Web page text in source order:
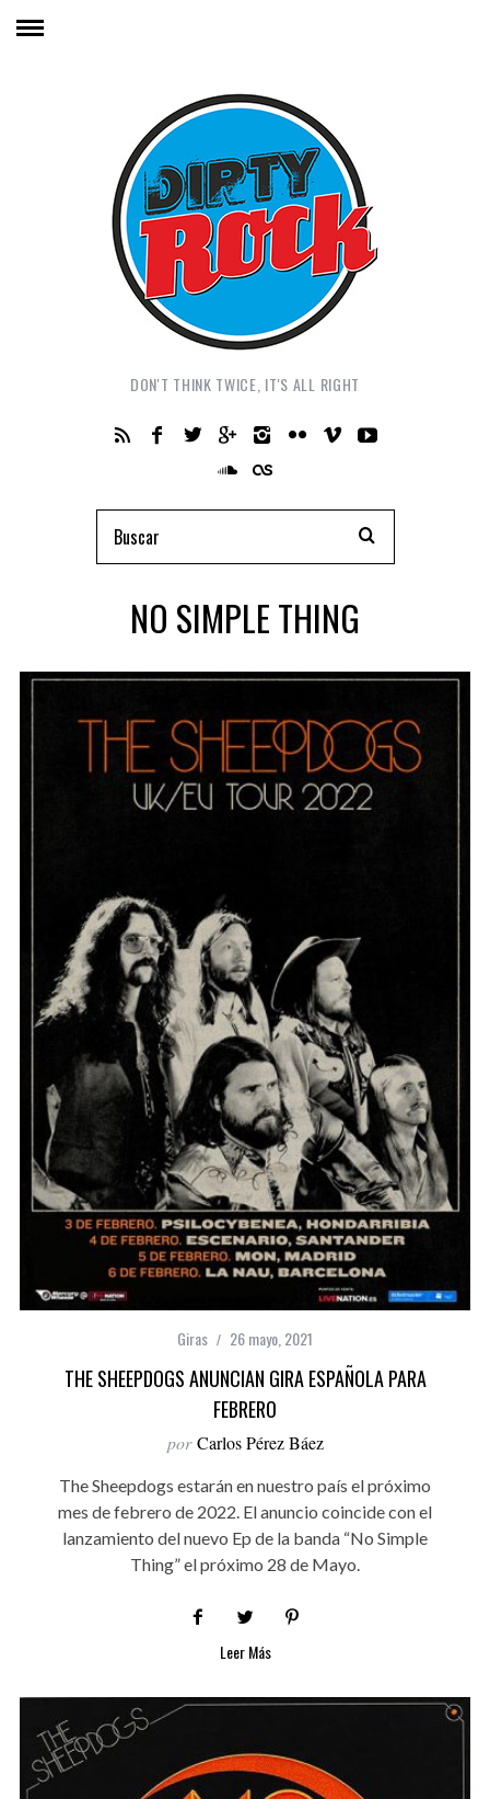
DON'T THINK TWICE, IT'S ALL RIGHT
NO SIMPLE THING
Giras 26 mayo, 2021
THE SHEEPDOGS ANUNCIAN GIRA ESPAÑOLA PARA
FEBRERO
por Carlos Pérez Báez
The Sheepdogs estarán en nuestro país el próximo
mes de febrero de 2022. El anuncio coincide con el
lanzamiento del nuevo Ep de la banda “No Simple
Thing” el próximo 28 de Mayo.
Leer Más